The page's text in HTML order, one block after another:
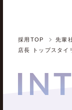
採用TOP 先輩
店長 トップスタイ